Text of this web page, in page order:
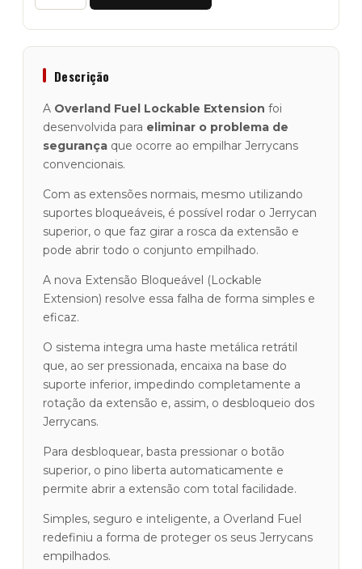
Extensão
Bloqueio
"Overland
Fuel"
Preto
Descrição
A Overland Fuel Lockable Extension foi
desenvolvida para eliminar o problema de
segurança que ocorre ao empilhar Jerrycans
convencionais.
Com as extensões normais, mesmo utilizando
suportes bloqueáveis, é possível rodar o Jerrycan
superior, o que faz girar a rosca da extensão e
pode abrir todo o conjunto empilhado.
A nova Extensão Bloqueável (Lockable
Extension) resolve essa falha de forma simples e
eficaz.
O sistema integra uma haste metálica retrátil
que, ao ser pressionada, encaixa na base do
suporte inferior, impedindo completamente a
rotação da extensão e, assim, o desbloqueio dos
Jerrycans.
Para desbloquear, basta pressionar o botão
superior, o pino liberta automaticamente e
permite abrir a extensão com total facilidade.
Simples, seguro e inteligente, a Overland Fuel
redefiniu a forma de proteger os seus Jerrycans
empilhados.